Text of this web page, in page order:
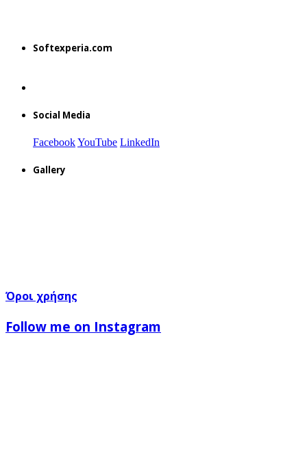
Softexperia.com
Social Media
FacebookYouTube LinkedIn
Gallery
Όροι χρήσης
Follow me on Instagram